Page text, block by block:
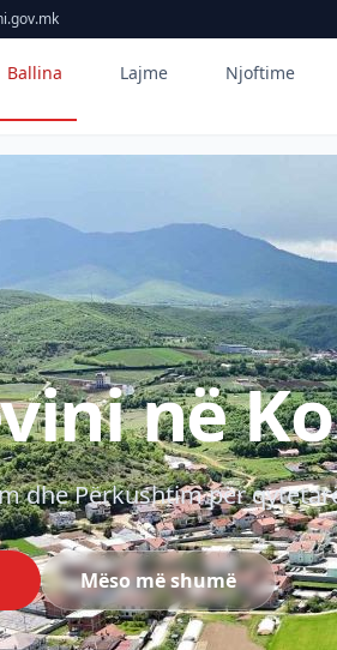
Ballina Lajme Njoftime
në
dhe Përkushtim për
Mëso më shumë